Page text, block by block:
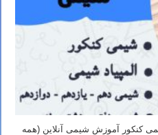
کنکور آموزش شیمی آنلاین (همه